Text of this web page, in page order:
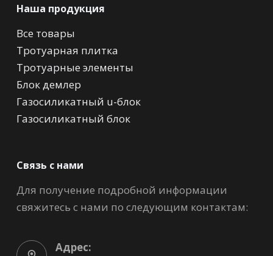
Наша продукция
Все товары
Тротуарная плитка
Тротуарные элементы
Блок демлер
Газосиликатный u-блок
Газосиликатный блок
Связь с нами
Для получение подробной информации
свяжитесь с нами по следующим контактам:
Адрес: